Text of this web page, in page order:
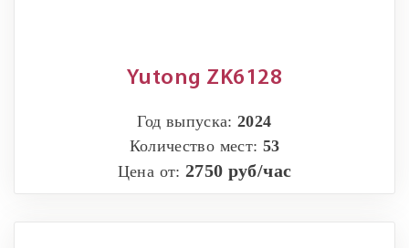
Yutong ZK6128
Год выпуска:2024
Количество мест: 53
Цена от: 2750 руб/час